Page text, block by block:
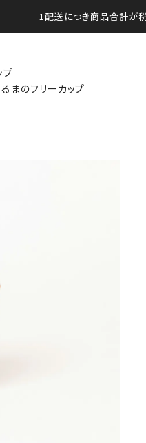
1配送につき商品合計が
プ
まのフリーカップ